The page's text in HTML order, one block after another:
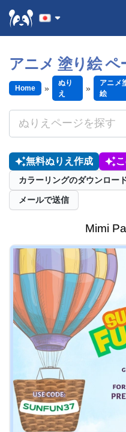
アニメ 塗り絵 ペ
Home
ぬり
え
アニメ
絵
無料ぬりえ作成
カラーリングのダウンロー
メールで送信
Mimi